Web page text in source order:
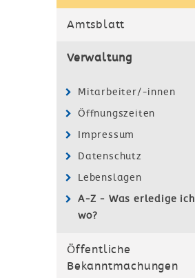
Amtsblatt
Verwaltung
Mitarbeiter/-innen
Öffnungszeiten
Impressum
Datenschutz
Lebenslagen
A-Z - Was erledige ich
wo?
Öffentliche
Bekanntmachungen